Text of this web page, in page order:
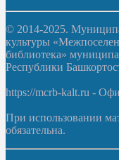
© 2014-2025.
культуры
библиотека»
Республики
https://mcrb-kalt.ru -
При использовании
обязательна.